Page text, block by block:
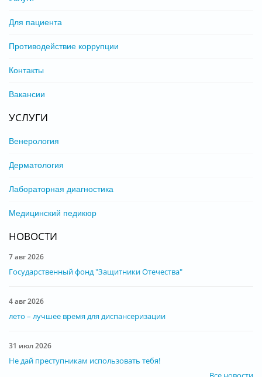
Для пациента
Противодействие коррупции
Контакты
Вакансии
УСЛУГИ
Венерология
Дерматология
Лабораторная диагностика
Медицинский педикюр
НОВОСТИ
7 авг 2026
Государственный фонд "Защитники Отечества"
4 авг 2026
лето – лучшее время для диспансеризации
31 июл 2026
Не дай преступникам использовать тебя!